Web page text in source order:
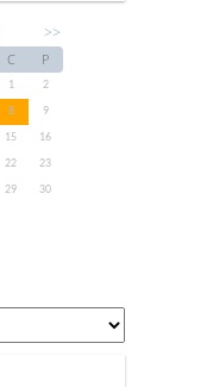
>>
C P
1
2
8
9
15
16
22
23
29
30